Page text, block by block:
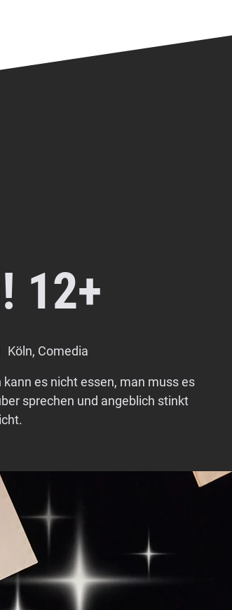
12+
Köln, Comedia
es nicht essen, man muss es
sprechen und angeblich stinkt